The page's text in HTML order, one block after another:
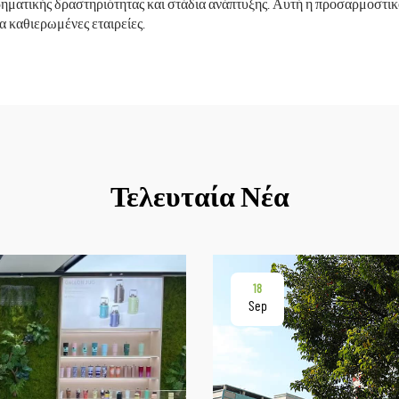
δραστηριότητας και στάδια ανάπτυξης. Αυτή η
καθιερωμένες εταιρείες.
Τελευταία Νέα
18
Sep